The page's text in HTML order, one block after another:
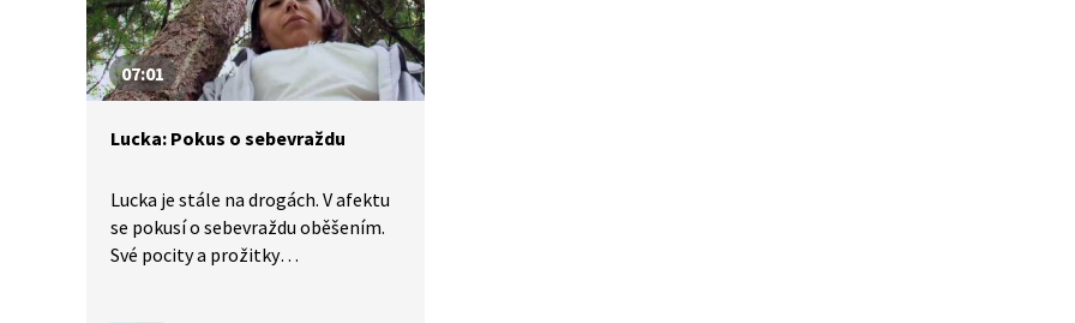
07:01
Lucka: Pokus o sebevraždu
Lucka je stále na drogách. V afektu
se pokusí o sebevraždu oběšením.
Své pocity a prožitky